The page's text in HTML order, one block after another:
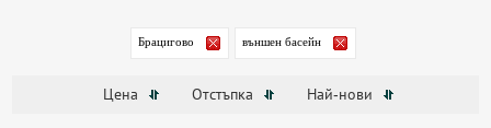
Брацигово външен басейн
Цена Отстъпка Най-нови